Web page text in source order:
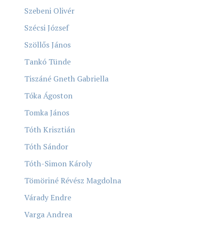
Szebeni Olivér
Szécsi József
Szöllős János
Tankó Tünde
Tiszáné Gneth Gabriella
Tóka Ágoston
Tomka János
Tóth Krisztián
Tóth Sándor
Tóth-Simon Károly
Tömöriné Révész Magdolna
Várady Endre
Varga Andrea